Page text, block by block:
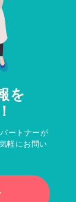
を
ートナーが
軽にお問い